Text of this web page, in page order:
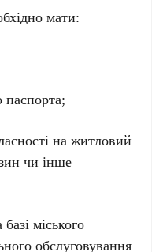
мати:
паспорта;
на житловий
чи інше
міського
обслуговування